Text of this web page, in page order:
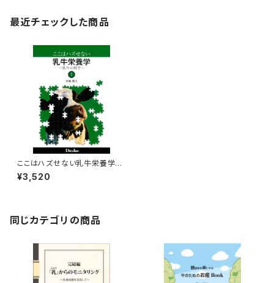
最近チェックした商品
ここはハズせない乳牛栄養学～
乳牛の科学～1
¥3,520
同じカテゴリの商品